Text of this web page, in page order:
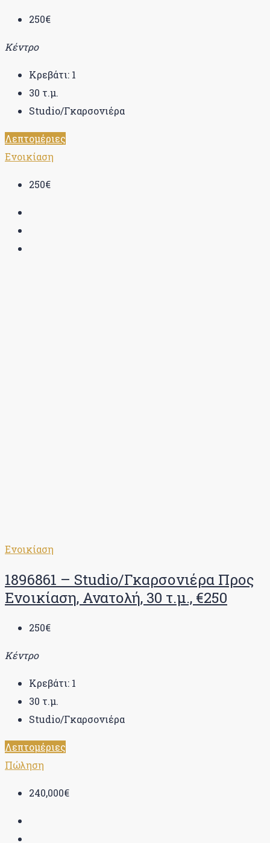
250€
Κέντρο
Κρεβάτι: 1
30 τ.μ.
Studio/Γκαρσονιέρα
Λεπτομέριες
Ενοικίαση
250€
Ενοικίαση
1896861 – Studio/Γκαρσονιέρα Προς
Ενοικίαση, Ανατολή, 30 τ.μ., €250
250€
Κέντρο
Κρεβάτι: 1
30 τ.μ.
Studio/Γκαρσονιέρα
Λεπτομέριες
Πώληση
240,000€